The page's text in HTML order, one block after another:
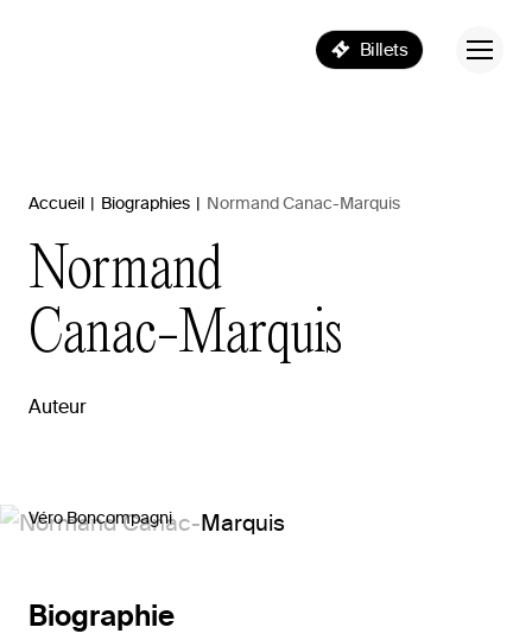
Billets
Accueil | Biographies | Normand Canac-Marquis
Normand
Canac-Marquis
Auteur
Véro Boncompagni
Biographie